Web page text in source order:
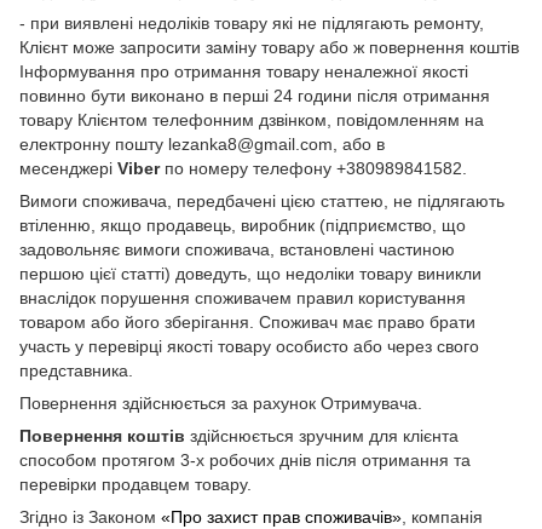
- при виявлені недоліків товару які не підлягають ремонту,
Клієнт може запросити заміну товару або ж повернення коштів
Інформування про отримання товару неналежної якості
повинно бути виконано в перші 24 години після отримання
товару Клієнтом телефонним дзвінком, повідомленням на
електронну пошту lezanka8@gmail.com, або в
месенджері Viberпо номеру телефону +380989841582.
Вимоги споживача, передбачені цією статтею, не підлягають
втіленню, якщо продавець, виробник (підприємство, що
задовольняє вимоги споживача, встановлені частиною
першою цієї статті) доведуть, що недоліки товару виникли
внаслідок порушення споживачем правил користування
товаром або його зберігання. Споживач має право брати
участь у перевірці якості товару особисто або через свого
представника.
Повернення здійснюється за рахунок Отримувача.
Повернення коштів здійснюється зручним для клієнта
способом протягом 3-х робочих днів після отримання та
перевірки продавцем товару.
Згідно із Законом «Про захист прав споживачів» , компанія